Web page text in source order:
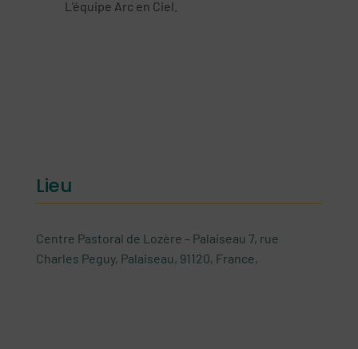
L’équipe Arc en Ciel.
Lieu
Centre Pastoral de Lozère – Palaiseau 7, rue
Charles Peguy, Palaiseau, 91120, France,